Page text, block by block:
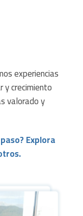
experiencias
y crecimiento
valorado y
Explora